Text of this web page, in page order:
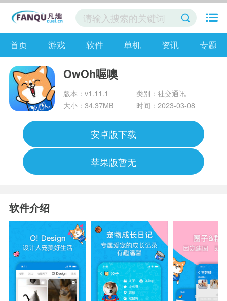
首页 游戏 软件 单机 资讯 专题
OwOh喔噢
版本：v1.11.1
类别：社交通讯
大小：34.37MB
时间：2023-03-08
安卓版下载
苹果版暂无
软件介绍